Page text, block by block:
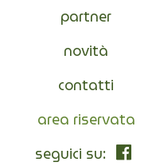
partner
novità
contatti
area riservata
seguici su: